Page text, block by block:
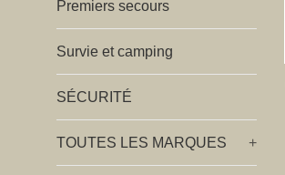
Premiers secours
Survie et camping
SÉCURITÉ
TOUTES LES MARQUES +